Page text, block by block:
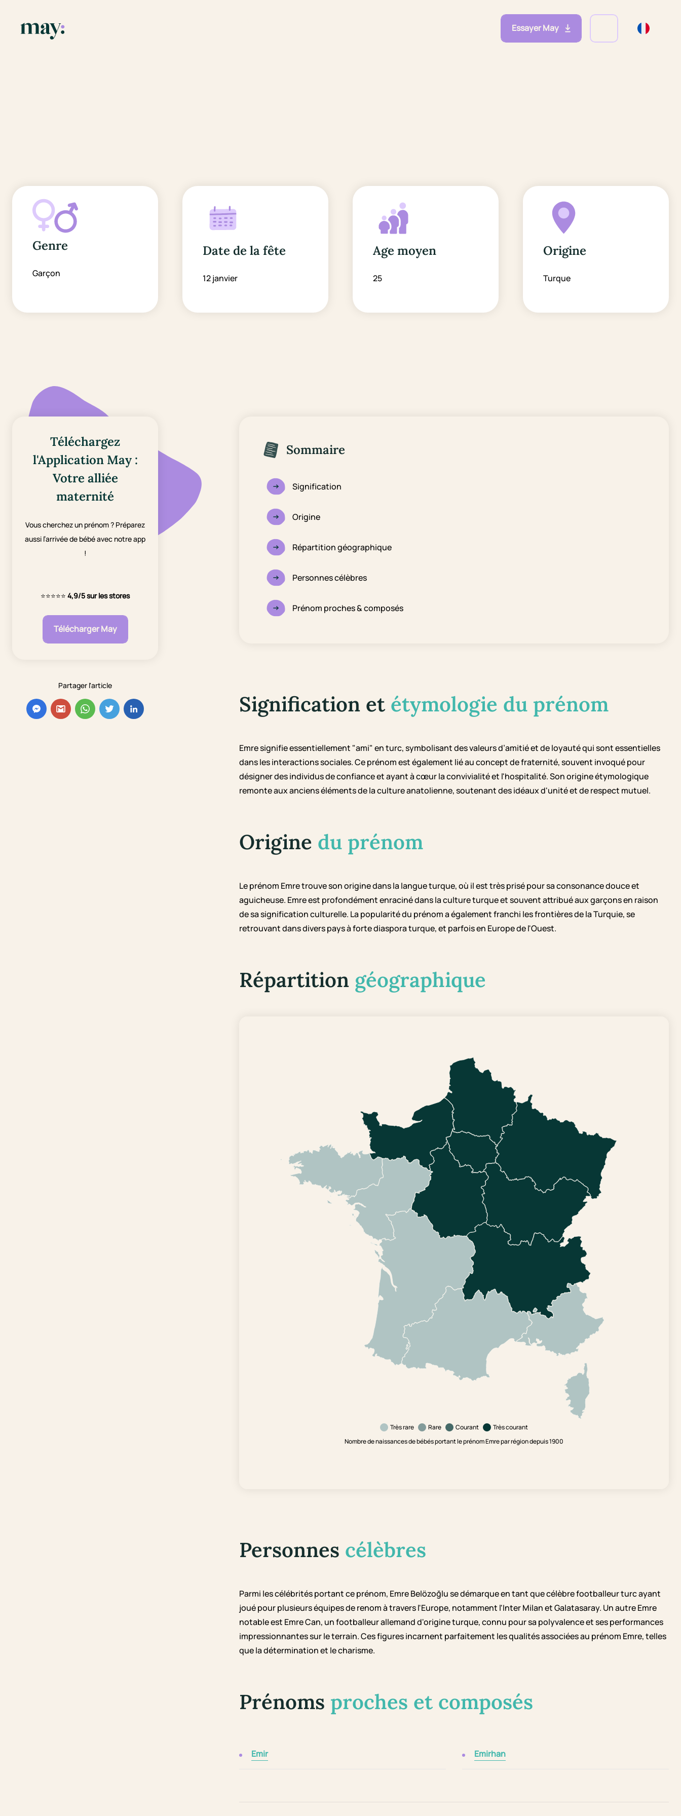
Essayer May
Genre
Garçon
Date de la fête
12 janvier
Age moyen
25
Origine
Turque
Téléchargez
l'Application May :
Votre alliée
maternité
Vous cherchez un prénom ? Préparez
aussi l’arrivée de bébé avec notre app
!
⭐⭐⭐⭐⭐ 4,9/5 sur les stores
Télécharger May
Partager l'article
Sommaire
Signification
Origine
Répartition géographique
Personnes célèbres
Prénom proches & composés
Signification et étymologie du prénom
Emre signifie essentiellement "ami" en turc, symbolisant des valeurs d’amitié et de loyauté qui sont essentielles
dans les interactions sociales. Ce prénom est également lié au concept de fraternité, souvent invoqué pour
désigner des individus de confiance et ayant à cœur la convivialité et l'hospitalité. Son origine étymologique
remonte aux anciens éléments de la culture anatolienne, soutenant des idéaux d'unité et de respect mutuel.
Origine du prénom
Le prénom Emre trouve son origine dans la langue turque, où il est très prisé pour sa consonance douce et
aguicheuse. Emre est profondément enraciné dans la culture turque et souvent attribué aux garçons en raison
de sa signification culturelle. La popularité du prénom a également franchi les frontières de la Turquie, se
retrouvant dans divers pays à forte diaspora turque, et parfois en Europe de l'Ouest.
Répartition géographique
Très rare Rare Courant
Très courant
Nombre de naissances de bébés portant le prénom Emre par région depuis 1900
Personnes célèbres
Parmi les célébrités portant ce prénom, Emre Belözoğlu se démarque en tant que célèbre footballeur turc ayant
joué pour plusieurs équipes de renom à travers l'Europe, notamment l'Inter Milan et Galatasaray. Un autre Emre
notable est Emre Can, un footballeur allemand d'origine turque, connu pour sa polyvalence et ses performances
impressionnantes sur le terrain. Ces figures incarnent parfaitement les qualités associées au prénom Emre, telles
que la détermination et le charisme.
Prénoms proches et composés
Emir Emirhan